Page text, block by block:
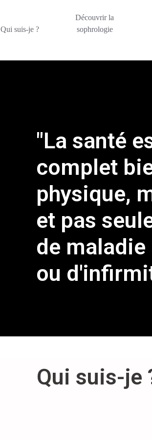
Qui suis-je ?
Découvrir la
sophrologie
"La santé
complet
physique,
et pas
de maladie
ou
Qui suis-je